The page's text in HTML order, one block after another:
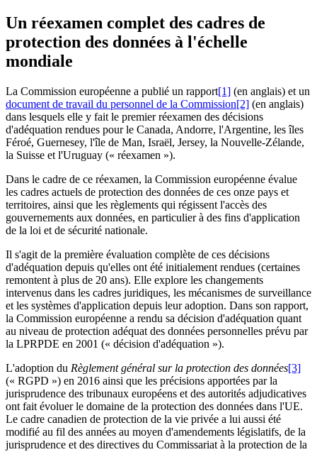
Un réexamen complet des cadres de
protection des données à l'échelle
mondiale
La Commission européenne a publié un rapport[1] (en anglais) et un
document de travail du personnel de la Commission[2] (en anglais)
dans lesquels elle y fait le premier réexamen des décisions
d'adéquation rendues pour le Canada, Andorre, l'Argentine, les îles
Féroé, Guernesey, l'île de Man, Israël, Jersey, la Nouvelle-Zélande,
la Suisse et l'Uruguay (« réexamen »).
Dans le cadre de ce réexamen, la Commission européenne évalue
les cadres actuels de protection des données de ces onze pays et
territoires, ainsi que les règlements qui régissent l'accès des
gouvernements aux données, en particulier à des fins d'application
de la loi et de sécurité nationale.
Il s'agit de la première évaluation complète de ces décisions
d'adéquation depuis qu'elles ont été initialement rendues (certaines
remontent à plus de 20 ans). Elle explore les changements
intervenus dans les cadres juridiques, les mécanismes de surveillance
et les systèmes d'application depuis leur adoption. Dans son rapport,
la Commission européenne a rendu sa décision d'adéquation quant
au niveau de protection adéquat des données personnelles prévu par
la LPRPDE en 2001 (« décision d'adéquation »).
L'adoption du Règlement général sur la protection des données[3]
(« RGPD ») en 2016 ainsi que les précisions apportées par la
jurisprudence des tribunaux européens et des autorités adjudicatives
ont fait évoluer le domaine de la protection des données dans l'UE.
Le cadre canadien de protection de la vie privée a lui aussi été
modifié au fil des années au moyen d'amendements législatifs, de la
jurisprudence et des directives du Commissariat à la protection de la